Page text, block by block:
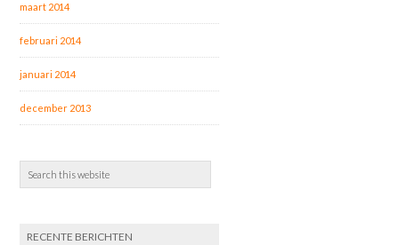
maart 2014
februari 2014
januari 2014
december 2013
RECENTE BERICHTEN